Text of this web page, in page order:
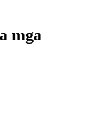
mga